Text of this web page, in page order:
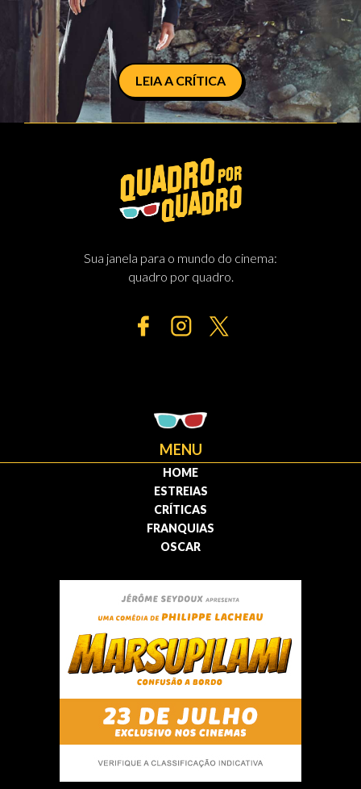
LEIA A CRÍTICA
Sua janela para o mundo do cinema:
quadro por quadro.
MENU
HOME
ESTREIAS
CRÍTICAS
FRANQUIAS
OSCAR